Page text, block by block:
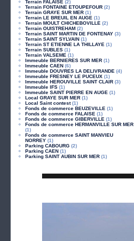
Terrain FALAISE (2)
Terrain FONTAINE ETOUPEFOUR (2)
Terrain GRAYE SUR MER (1)
Terrain LE BREUIL EN AUGE (1)
Terrain MOULT CHICHEBOVILLE (2)
Terrain OUISTREHAM (2)
Terrain SAINT MARTIN DE FONTENAY (3)
Terrain SAINT SYLVAIN (1)
Terrain ST ETIENNE LA THILLAYE (1)
Terrain SUBLES (1)
Terrain VALSEME (1)
Immeuble BERNIERES SUR MER (1)
Immeuble CAEN (6)
Immeuble DOUVRES LA DELIVRANDE (4)
Immeuble FRESNEY LE PUCEUX (1)
Immeuble HEROUVILLE SAINT CLAIR (3)
Immeuble IFS (1)
Immeuble SAINT PIERRE EN AUGE (1)
Local GRAYE SUR MER (1)
Local Saint contest(1)
Fonds de commerce BEUZEVILLE (1)
Fonds de commerce FALAISE (1)
Fonds de commerce GIBERVILLE (1)
Fonds de commerce HERMANVILLE SUR MER
(1)
Fonds de commerce SAINT MANVIEU
NORREY (1)
Parking CABOURG (2)
Parking CAEN (1)
Parking SAINT AUBIN SUR MER (1)